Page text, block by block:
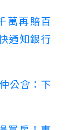
萬再賠百
通知銀行
公會：下